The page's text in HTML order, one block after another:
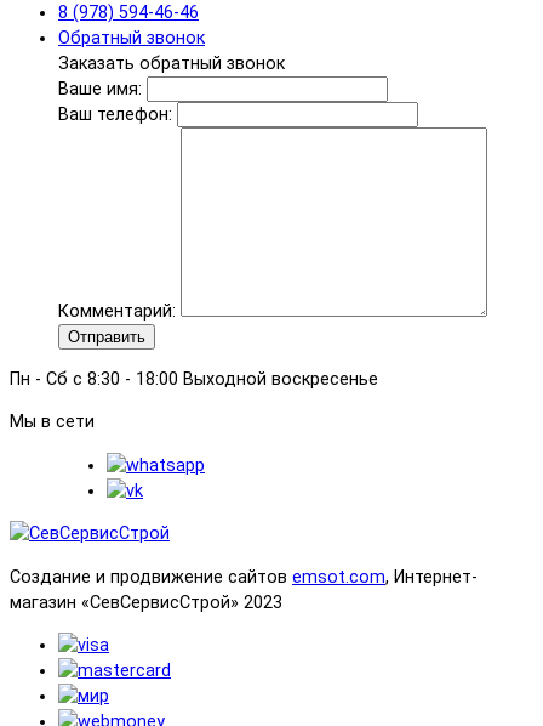
8 (978) 594-46-46
Обратный звонок
Заказать обратный звонок
Ваше имя:
Ваш телефон:
Комментарий:
Отправить
Пн - Сб с 8:30 - 18:00 Выходной воскресенье
Мы в сети
Создание и продвижение сайтов emsot.com, Интернет-
магазин «СевСервисСтрой» 2023